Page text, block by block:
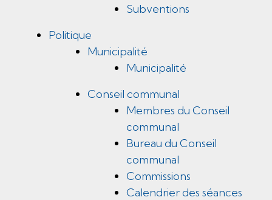
Subventions
Politique
Municipalité
Municipalité
Conseil communal
Membres du Conseil
communal
Bureau du Conseil
communal
Commissions
Calendrier des séances